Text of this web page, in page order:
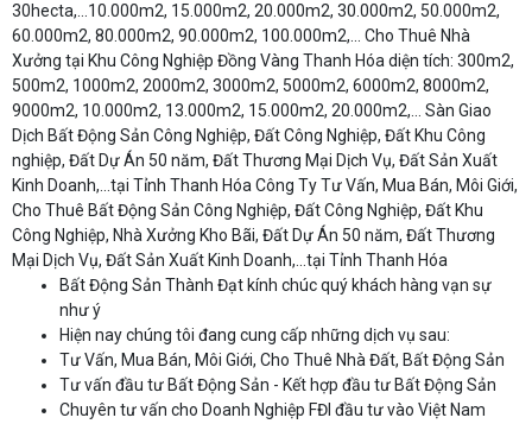
30hecta,…10.000m2, 15.000m2, 20.000m2, 30.000m2, 50.000m2,
60.000m2, 80.000m2, 90.000m2, 100.000m2,... Cho Thuê Nhà
Xưởng tại Khu Công Nghiệp Đồng Vàng Thanh Hóa diện tích: 300m2,
500m2, 1000m2, 2000m2, 3000m2, 5000m2, 6000m2, 8000m2,
9000m2, 10.000m2, 13.000m2, 15.000m2, 20.000m2,… Sàn Giao
Dịch Bất Động Sản Công Nghiệp, Đất Công Nghiệp, Đất Khu Công
nghiệp, Đất Dự Án 50 năm, Đất Thương Mại Dịch Vụ, Đất Sản Xuất
Kinh Doanh,...tại Tỉnh Thanh Hóa Công Ty Tư Vấn, Mua Bán, Môi Giới,
Cho Thuê Bất Động Sản Công Nghiệp, Đất Công Nghiệp, Đất Khu
Công Nghiệp, Nhà Xưởng Kho Bãi, Đất Dự Án 50 năm, Đất Thương
Mại Dịch Vụ, Đất Sản Xuất Kinh Doanh,...tại Tỉnh Thanh Hóa
Bất Động Sản Thành Đạt kính chúc quý khách hàng vạn sự
như ý
Hiện nay chúng tôi đang cung cấp những dịch vụ sau:
Tư Vấn, Mua Bán, Môi Giới, Cho Thuê Nhà Đất, Bất Động Sản
Tư vấn đầu tư Bất Động Sản - Kết hợp đầu tư Bất Động Sản
Chuyên tư vấn cho Doanh Nghiệp FĐI đầu tư vào Việt Nam